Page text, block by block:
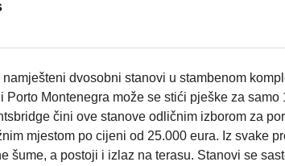
namješteni dvosobni stanovi u stambenom
Porto Montenegra može se stići pješke za
čini ove stanove odličnim izborom za
mjestom po cijeni od 25.000 eura. Iz svake
šume, a postoji i izlaz na terasu. Stanovi se